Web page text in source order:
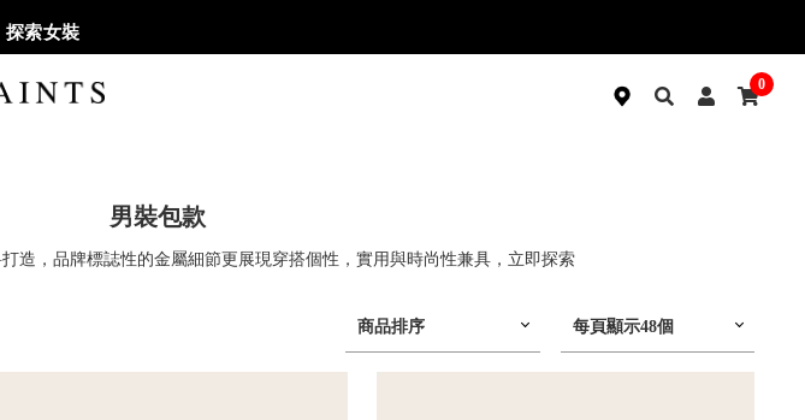
探索女裝
0
男裝包款
造，品牌標誌性的金屬細節更展現穿搭個性，實用與時尚性兼具，立即探索
商品排序 每頁顯示48個